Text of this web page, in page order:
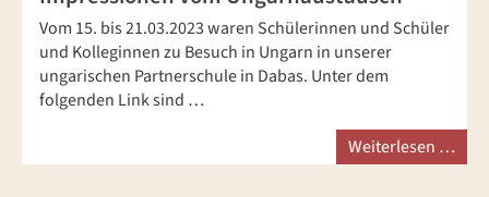
Vom 15. bis 21.03.2023 waren Schülerinnen und Schüler
und Kolleginnen zu Besuch in Ungarn in unserer
ungarischen Partnerschule in Dabas. Unter dem
folgenden Link sind …
Weiterlesen …